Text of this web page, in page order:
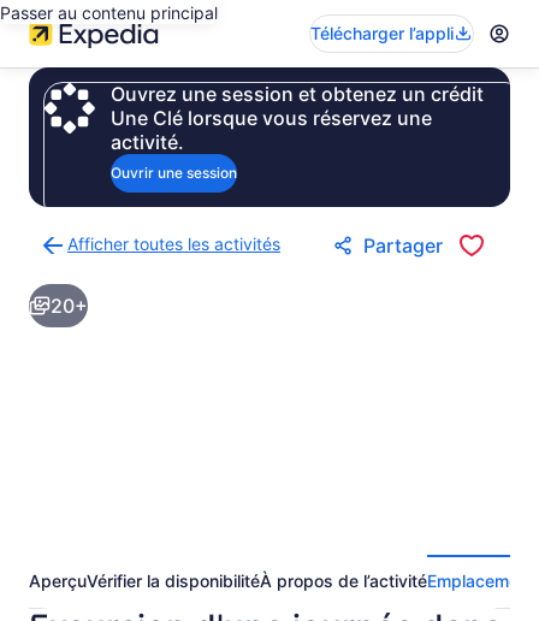
Passer au contenu principal
Télécharger l’appli
Ouvrez une session et obtenez un crédit
Une Clé lorsque vous réservez une
activité.
Ouvrir une session
Afficher toutes les activités
à
la
page
Partager
20+
AperçuVérifier la disponibilitéÀ propos de l’activitéEmplacement